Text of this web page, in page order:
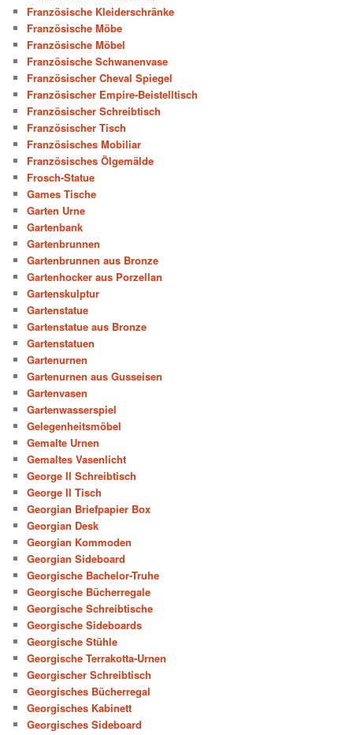
Französische Kleiderschränke
Französische Möbe
Französische Möbel
Französische Schwanenvase
Französischer Cheval Spiegel
Französischer Empire-Beistelltisch
Französischer Schreibtisch
Französischer Tisch
Französisches Mobiliar
Französisches Ölgemälde
Frosch-Statue
Games Tische
Garten Urne
Gartenbank
Gartenbrunnen
Gartenbrunnen aus Bronze
Gartenhocker aus Porzellan
Gartenskulptur
Gartenstatue
Gartenstatue aus Bronze
Gartenstatuen
Gartenurnen
Gartenurnen aus Gusseisen
Gartenvasen
Gartenwasserspiel
Gelegenheitsmöbel
Gemalte Urnen
Gemaltes Vasenlicht
George II Schreibtisch
George II Tisch
Georgian Briefpapier Box
Georgian Desk
Georgian Kommoden
Georgian Sideboard
Georgische Bachelor-Truhe
Georgische Bücherregale
Georgische Schreibtische
Georgische Sideboards
Georgische Stühle
Georgische Terrakotta-Urnen
Georgischer Schreibtisch
Georgisches Bücherregal
Georgisches Kabinett
Georgisches Sideboard